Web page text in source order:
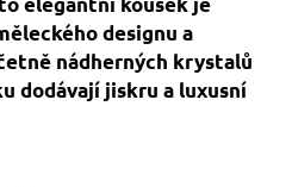
designu a
nádherných krystalů
dodávají jiskru a luxusní